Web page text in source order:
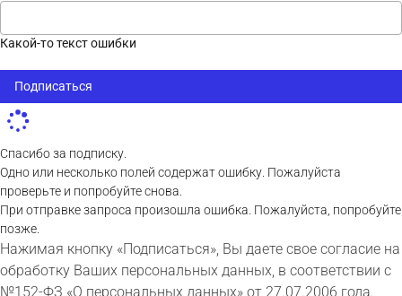
Какой-то текст ошибки
Подписаться
Спасибо за подписку.
Одно или несколько полей содержат ошибку. Пожалуйста
проверьте и попробуйте снова.
При отправке запроса произошла ошибка. Пожалуйста, попробуйте
позже.
Нажимая кнопку «Подписаться», Вы даете свое согласие на
обработку Ваших персональных данных, в соответствии с
№152-ФЗ «О персональных данных» от 27.07.2006 года.